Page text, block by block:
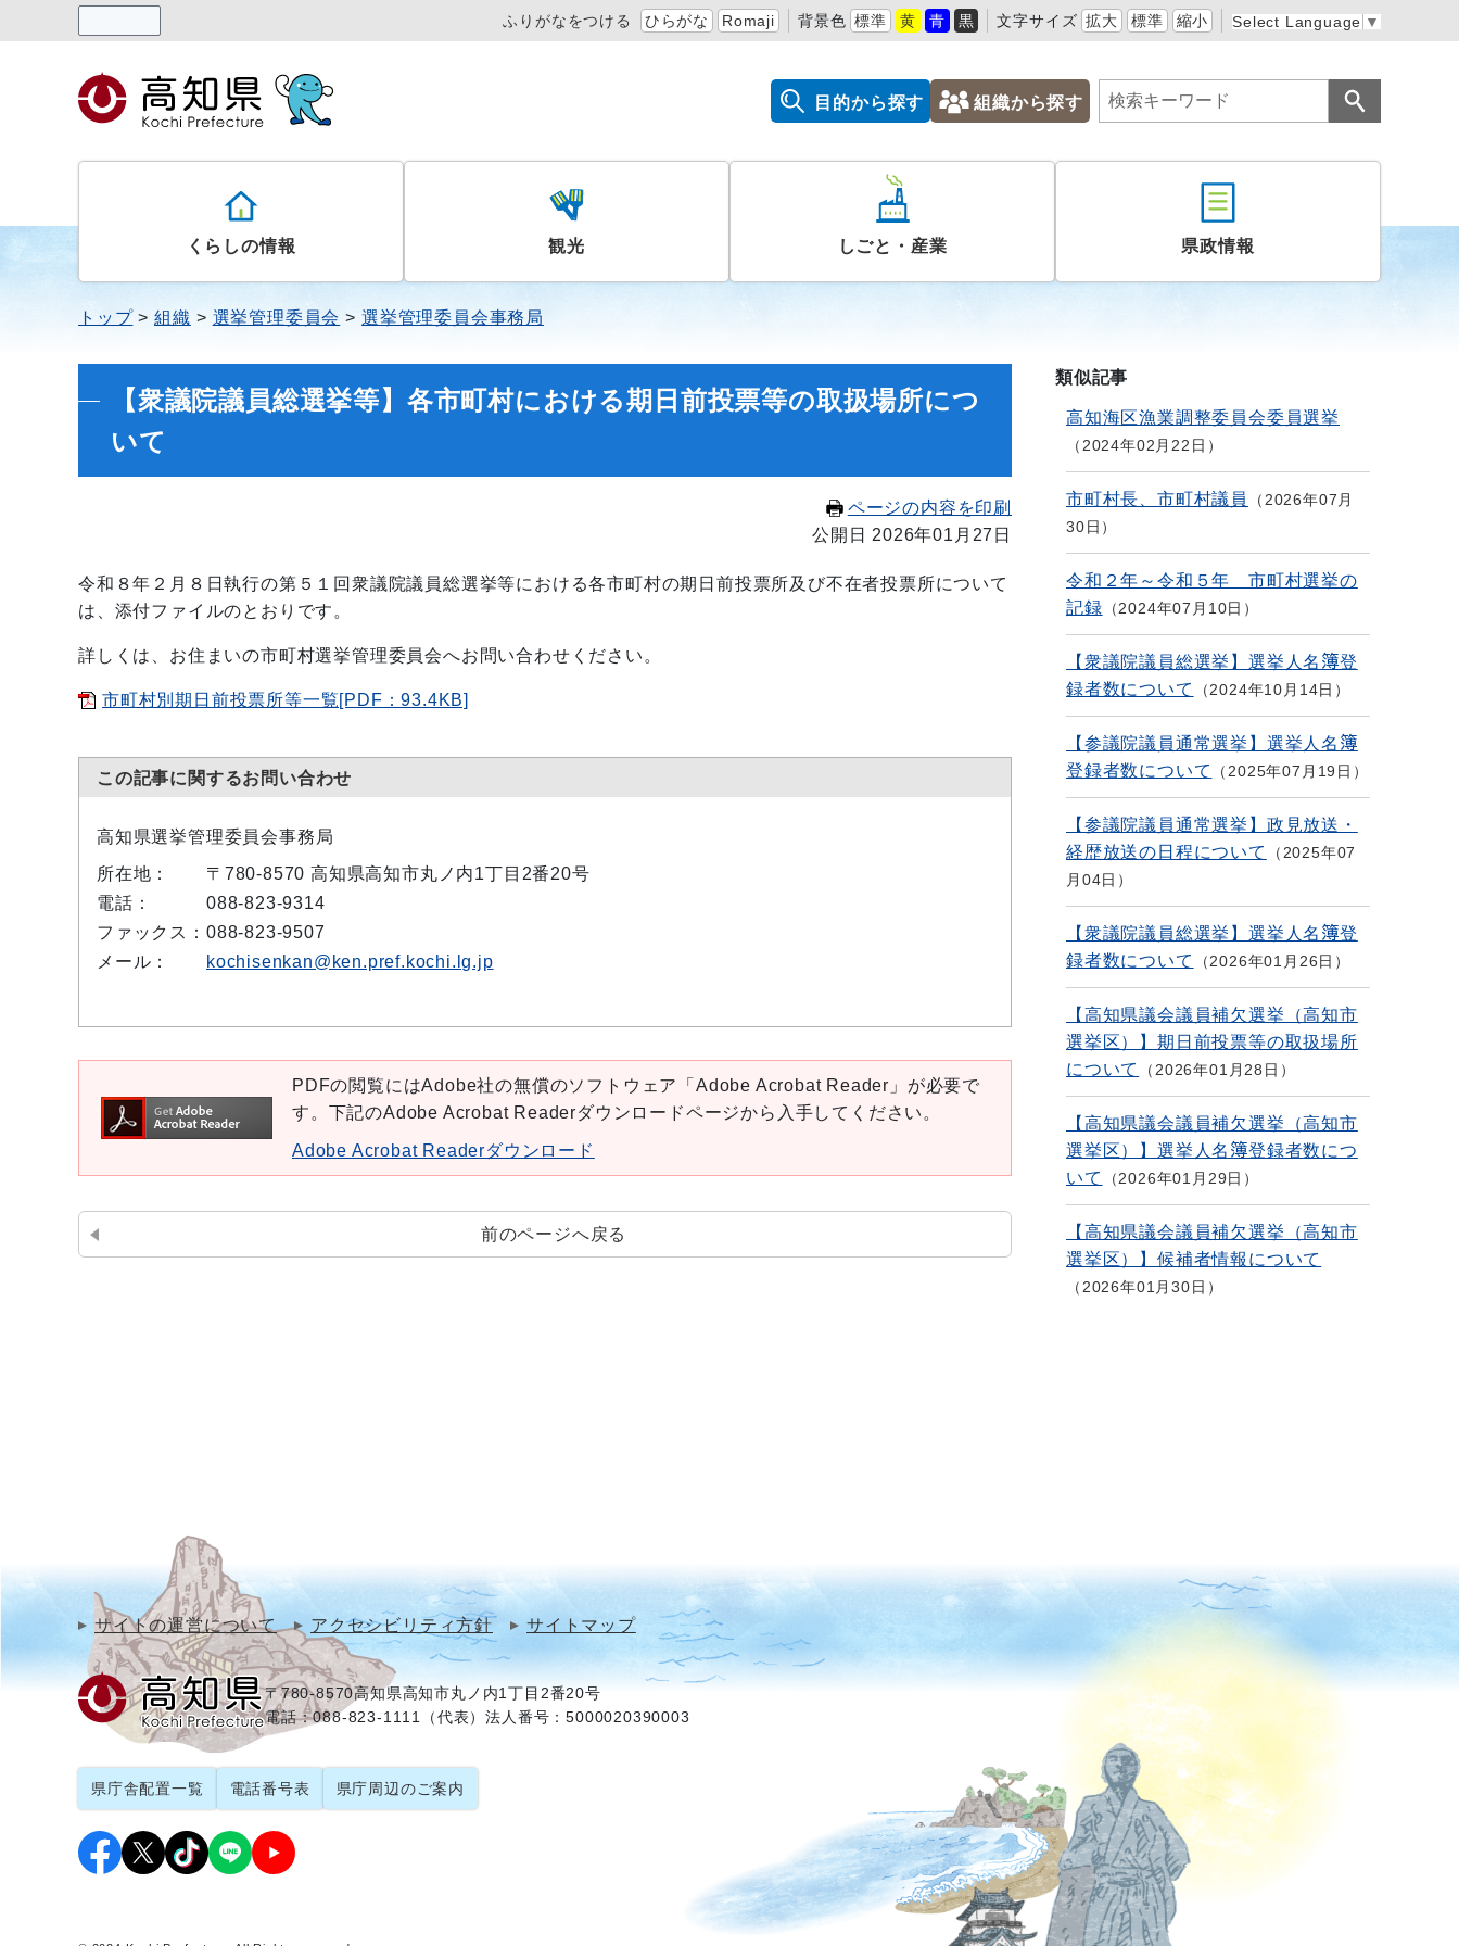
ふりがなをつける ひらがな Romaji 背景色 標準 黄 青 黒 文字サイズ 拡大 標準 縮小 Select Language ▼
目的から探す 組織から探す
くらしの情報 観光 しごと・産業 県政情報
トップ 組織 選挙管理委員会 選挙管理委員会事務局
【衆議院議員総選挙等】各市町村における期日前投票等の取扱場所につ
いて
ページの内容を印刷
公開日 2026年01月27日
令和８年２月８日執行の第５１回衆議院議員総選挙等における各市町村の期日前投票所及び不在者投票所について
は、添付ファイルのとおりです。
詳しくは、お住まいの市町村選挙管理委員会へお問い合わせください。
市町村別期日前投票所等一覧[PDF：93.4KB]
この記事に関するお問い合わせ
高知県選挙管理委員会事務局
所在地：
〒780-8570 高知県高知市丸ノ内1丁目2番20号
電話：
088-823-9314
ファックス： 088-823-9507
メール：
kochisenkan@ken.pref.kochi.lg.jp
PDFの閲覧にはAdobe社の無償のソフトウェア「Adobe Acrobat Reader」が必要で
す。下記のAdobe Acrobat Readerダウンロードページから入手してください。
Adobe Acrobat Readerダウンロード
前のページへ戻る
類似記事
高知海区漁業調整委員会委員選挙
2024年02月22日
市町村長、市町村議員
2026年07月
30日
令和２年～令和５年 市町村選挙の
記録
2024年07月10日
【衆議院議員総選挙】選挙人名簿登
録者数について
2024年10月14日
【参議院議員通常選挙】選挙人名簿
登録者数について
2025年07月19日
【参議院議員通常選挙】政見放送・
経歴放送の日程について
2025年07
月04日
【衆議院議員総選挙】選挙人名簿登
録者数について
2026年01月26日
【高知県議会議員補欠選挙（高知市
選挙区）】期日前投票等の取扱場所
について
2026年01月28日
【高知県議会議員補欠選挙（高知市
選挙区）】選挙人名簿登録者数につ
いて
2026年01月29日
【高知県議会議員補欠選挙（高知市
選挙区）】候補者情報について
2026年01月30日
サイトの運営について アクセシビリティ方針 サイトマップ
〒780-8570高知県高知市丸ノ内1丁目2番20号
電話：088-823-1111（代表）法人番号：5000020390003
県庁舎配置一覧 電話番号表 県庁周辺のご案内